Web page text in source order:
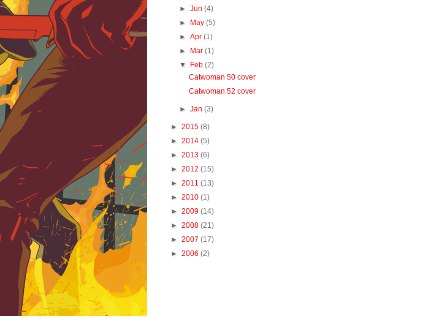
►Jun(4)
►
May(5)
►Apr(1)
►
Mar(1)
▼
Feb(2)
Catwoman 50 cover
Catwoman 52 cover
►Jan(3)
► 2015 (8)
► 2014 (5)
► 2013 (6)
► 2012 (15)
► 2011 (13)
► 2010 (1)
► 2009 (14)
► 2008 (21)
► 2007 (17)
► 2006 (2)